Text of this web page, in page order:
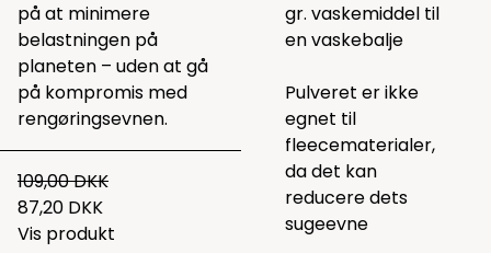
på at minimere
belastningen på
planeten – uden at gå
på kompromis med
rengøringsevnen.
109,00 DKK
87,20 DKK
Vis produkt
gr. vaskemiddel til
en vaskebalje
Pulveret er ikke
egnet til
fleecematerialer,
da det kan
reducere dets
sugeevne